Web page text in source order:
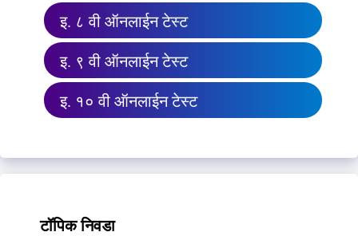
इ. ८ वी ऑनलाईन टेस्ट
इ. ९ वी ऑनलाईन टेस्ट
इ. १० वी ऑनलाईन टेस्ट
टॉपिक निवडा